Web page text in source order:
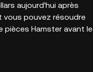
aujourd'hui après
vous pouvez résoudre
pièces Hamster avant le